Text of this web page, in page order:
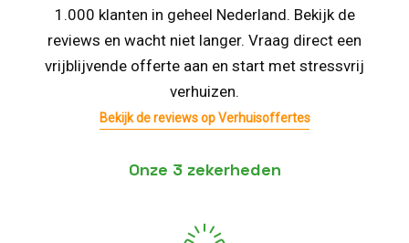
1.000 klanten in geheel Nederland. Bekijk de
reviews en wacht niet langer. Vraag direct een
vrijblijvende offerte aan en start met stressvrij
verhuizen.
Bekijk de reviews op Verhuisoffertes
Onze 3 zekerheden